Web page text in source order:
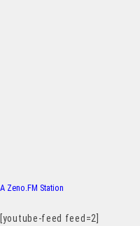
A Zeno.FM Station
[youtube-feed feed=2]